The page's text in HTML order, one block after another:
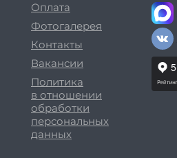
Оплата
Фотогалерея
Контакты
Вакансии
Политика
в отношении
обработки
персональных
данных